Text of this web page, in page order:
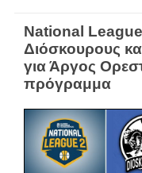
National
Διόσκουρους
για Άργος
πρόγραμμα